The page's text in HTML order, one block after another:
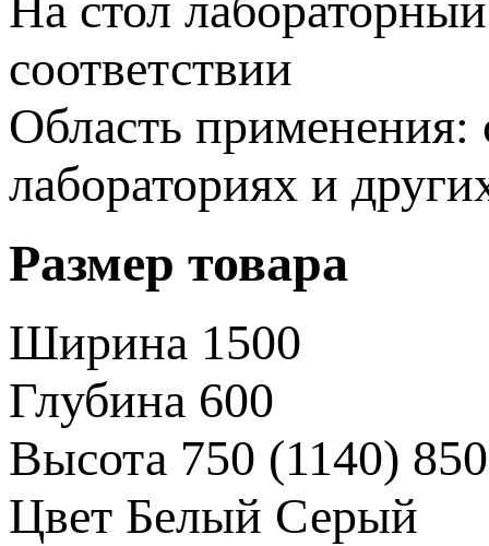
соответствии
Область применения:
лабораториях и
Размер товара
Ширина 1500
Глубина 600
Высота 750 (1140)
Цвет Белый Серый